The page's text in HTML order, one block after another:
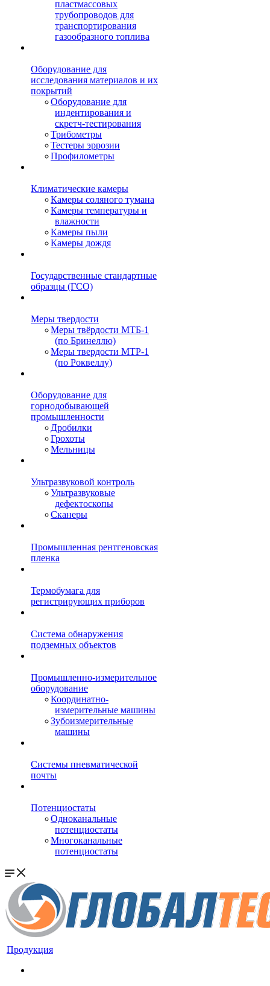
пластмассовых
трубопроводов для
транспортирования
газообразного топлива
Оборудование для
исследования материалов и их
покрытий
Оборудование для
индентирования и
скретч-тестирования
Трибометры
Тестеры эррозии
Профилометры
Климатические камеры
Камеры соляного тумана
Камеры температуры и
влажности
Камеры пыли
Камеры дождя
Государственные стандартные
образцы (ГСО)
Меры твердости
Меры твёрдости МТБ-1
(по Бринеллю)
Меры твердости МТР-1
(по Роквеллу)
Оборудование для
горнодобывающей
промышленности
Дробилки
Грохоты
Мельницы
Ультразвуковой контроль
Ультразвуковые
дефектоскопы
Сканеры
Промышленная рентгеновская
пленка
Термобумага для
регистрирующих приборов
Система обнаружения
подземных объектов
Промышленно-измерительное
оборудование
Координатно-
измерительные машины
Зубоизмерительные
машины
Системы пневматической
почты
Потенциостаты
Одноканальные
потенциостаты
Многоканальные
потенциостаты
Продукция